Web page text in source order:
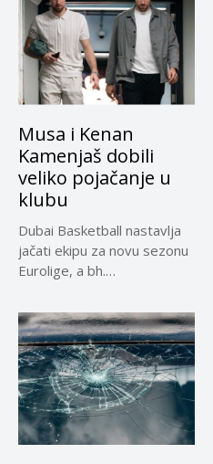
Musa i Kenan
Kamenjaš dobili
veliko pojačanje u
klubu
Dubai Basketball nastavlja
jačati ekipu za novu sezonu
Eurolige, a bh.